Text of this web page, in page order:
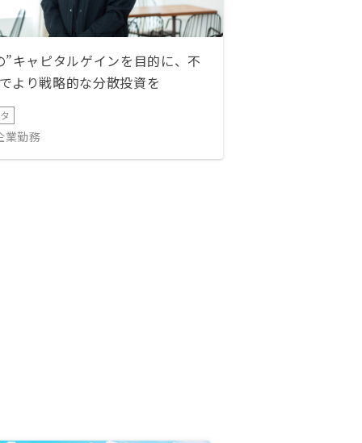
”キャピタルゲインを目的に、不
より戦略的な分散投資を
業勤務